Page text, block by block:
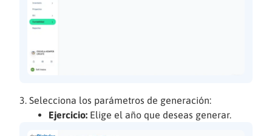
Selecciona los parámetros de generación:
Ejercicio: Elige el año que deseas generar.